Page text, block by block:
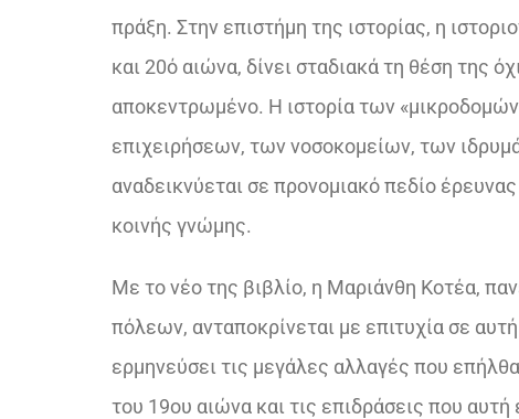
πράξη. Στην επιστήμη της ιστορίας, η
και 20ό αιώνα, δίνει σταδιακά τη θέση της
αποκεντρωμένο. Η ιστορία των
επιχειρήσεων, των νοσοκομείων, των
αναδεικνύεται σε προνομιακό πεδίο
κοινής γνώμης.
Με το νέο της βιβλίο, η Μαριάνθη Κοτέα,
πόλεων, ανταποκρίνεται με επιτυχία σε
ερμηνεύσει τις μεγάλες αλλαγές που
του 19ου αιώνα και τις επιδράσεις που